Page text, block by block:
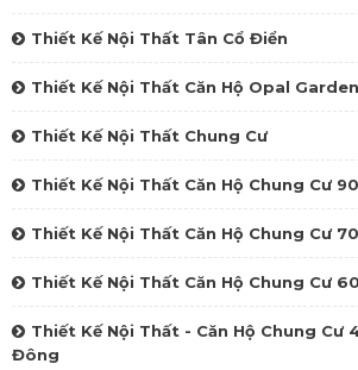
Thiết Kế Nội Thất Tân Cổ Điển
Thiết Kế Nội Thất Căn Hộ Opal
Thiết Kế Nội Thất Chung Cư
Thiết Kế Nội Thất Căn Hộ Chung Cư
Thiết Kế Nội Thất Căn Hộ Chung Cư
Thiết Kế Nội Thất Căn Hộ Chung Cư
Thiết Kế Nội Thất - Căn Hộ Chung Cư
Đông